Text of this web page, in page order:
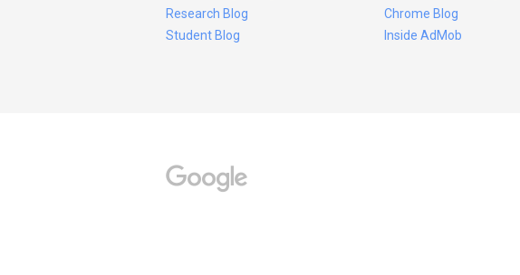
Research Blog
Student Blog
Chrome Blog
Inside AdMob